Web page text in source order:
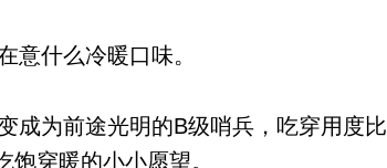
什么冷暖口味。
为前途光明的B级哨兵，吃穿用度
穿暖的小小愿望。